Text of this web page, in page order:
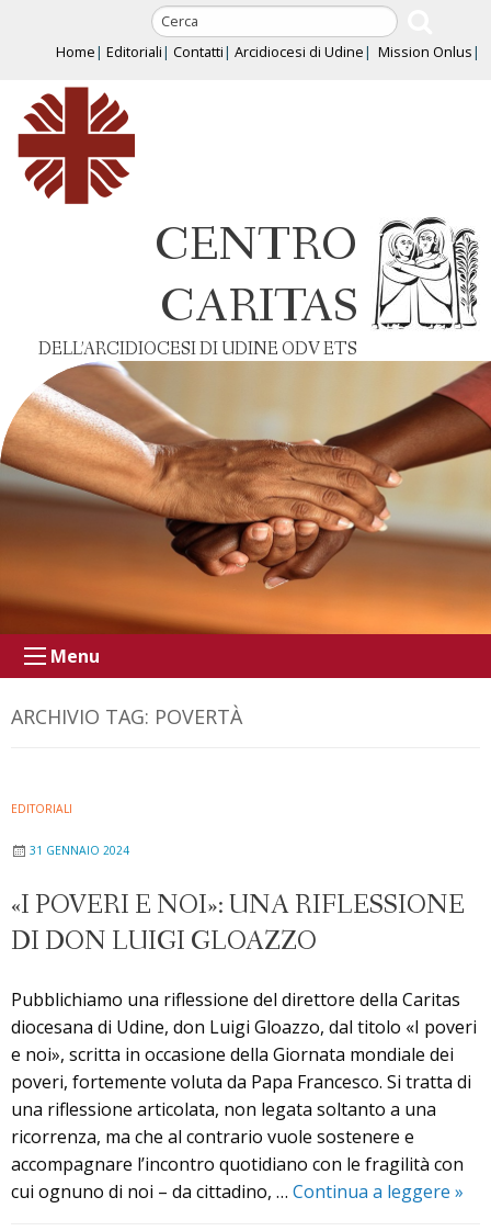
content
Home Editoriali Contatti Arcidiocesi di Udine Mission Onlus
CENTRO
CARITAS
DELL’ARCIDIOCESI DI UDINE ODV ETS
Menu
ARCHIVIO TAG: POVERTÀ
EDITORIALI
31 GENNAIO 2024
«I POVERI E NOI»: UNA RIFLESSIONE
DI DON LUIGI GLOAZZO
Pubblichiamo una riflessione del direttore della Caritas
diocesana di Udine, don Luigi Gloazzo, dal titolo «I poveri
e noi», scritta in occasione della Giornata mondiale dei
poveri, fortemente voluta da Papa Francesco. Si tratta di
una riflessione articolata, non legata soltanto a una
ricorrenza, ma che al contrario vuole sostenere e
accompagnare l’incontro quotidiano con le fragilità con
cui ognuno di noi – da cittadino, … Continua a leggere «I
»